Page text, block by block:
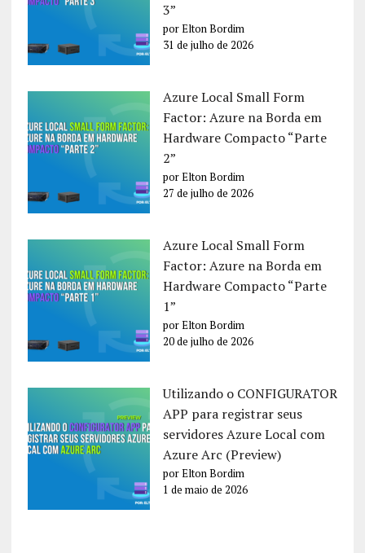
3”
por Elton Bordim
31 de julho de 2026
Azure Local Small Form
Factor: Azure na Borda em
Hardware Compacto “Parte
2”
por Elton Bordim
27 de julho de 2026
Azure Local Small Form
Factor: Azure na Borda em
Hardware Compacto “Parte
1”
por Elton Bordim
20 de julho de 2026
Utilizando o CONFIGURATOR
APP para registrar seus
servidores Azure Local com
Azure Arc (Preview)
por Elton Bordim
1 de maio de 2026